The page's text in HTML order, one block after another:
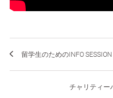
留学生のためのINFO
チャリティー